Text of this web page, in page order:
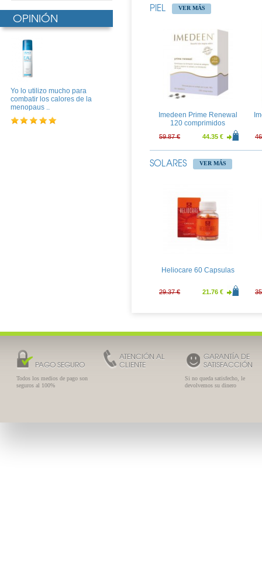
OPINIÓN
Yo lo utilizo mucho para
combatir los calores de la
menopaus ..
PIEL VER MÁS
Imedeen Prime Renewal
120 comprimidos
59.87 € 44.35 €
Lex Vitae 60 Capsulas
SOLARES VER MÁS
Heliocare 60 Capsulas
29.37 € 21.76 €
PAGO SEGURO
Todos los medios de pago son
seguros al 100%
ATENCIÓN AL
CLIENTE
GARANTÍA DE
SATISFACCIÓN
Si no queda satisfecho, le
devolvemos su dinero